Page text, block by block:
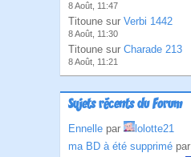
8 Août, 11:47
Titoune sur Verbi 1442
8 Août, 11:30
Titoune sur Charade 213
8 Août, 11:21
Sujets récents du Forum
Ennelle par
lolotte21
ma BD à été supprimé par